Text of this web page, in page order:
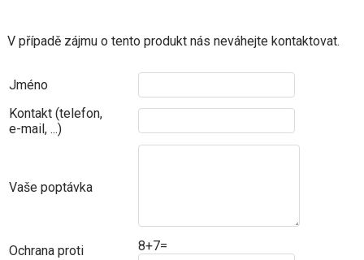
V případě zájmu o tento produkt nás neváhejte kontaktovat.
Jméno
Kontakt (telefon,
e-mail, ...)
Vaše poptávka
Ochrana proti
8+7=